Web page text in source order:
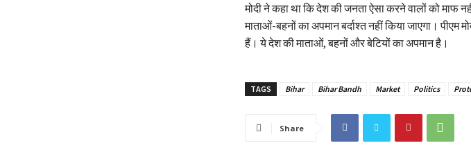
मोदी ने कहा था कि देश की जनता ऐसा करने वालों को माफ
माताओं-बहनों का अपमान बर्दाश्त नहीं किया जाएगा। पीएम
हैं। ये देश की माताओं, बहनों और बेटियों का अपमान है।
TAGS Bihar Bihar Bandh Market Politics
Share